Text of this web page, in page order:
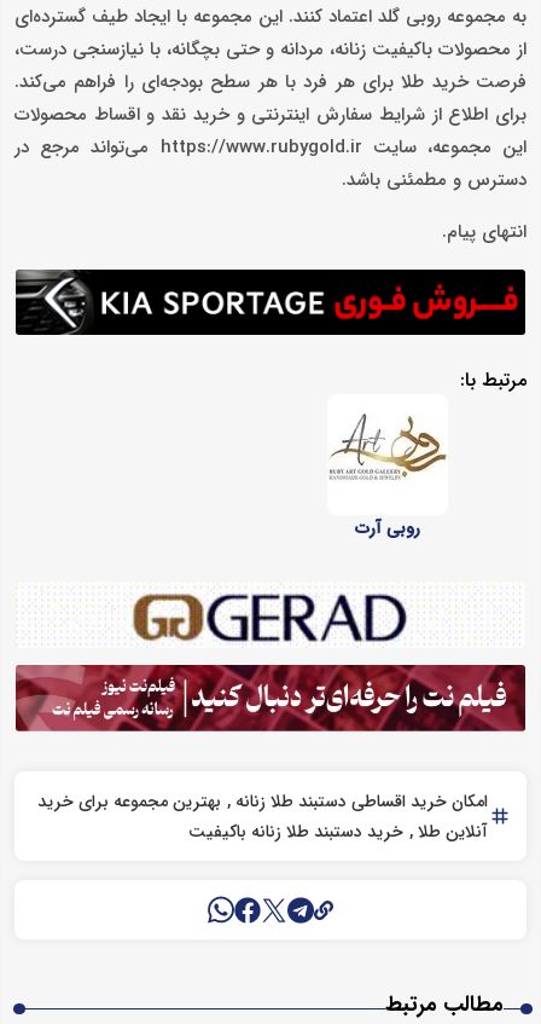
به مجموعه روبی گلد اعتماد کنند. این مجموعه با ایجاد طیف گسترده‌ای
از محصولات باکیفیت زنانه، مردانه و حتی بچگانه، با نیازسنجی درست،
فرصت خرید طلا برای هر فرد با هر سطح بودجه‌ای را فراهم می‌کند.
برای اطلاع از شرایط سفارش اینترنتی و خرید نقد و اقساط محصولات
این مجموعه، سایت https://www.rubygold.ir می‌تواند مرجع در
دسترس و مطمئنی باشد.
انتهای پیام.
مرتبط با:
روبی آرت
امکان خرید اقساطی دستبند طلا زنانه
بهترین مجموعه برای خرید
آنلاین طلا خرید دستبند طلا زنانه باکیفیت
مطالب مرتبط